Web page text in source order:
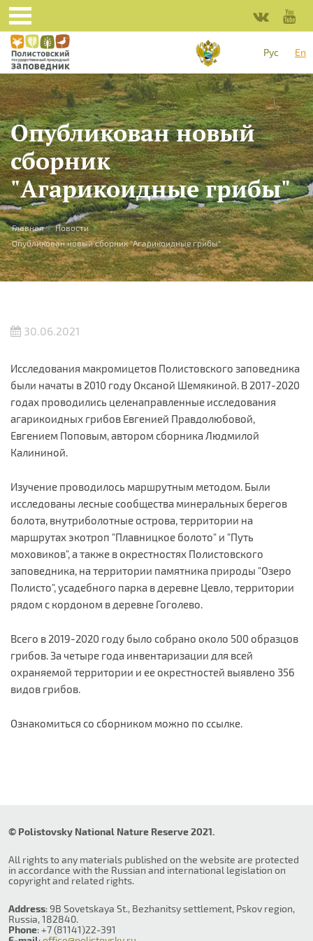
Skip to main content
Рус
En
Опубликован новый
сборник
"Агарикоидные грибы"
You are here
Главная » Новости »
Опубликован новый сборник "Агарикоидные грибы"
30.06.2021
Исследования макромицетов Полистовского заповедника
были начаты в 2010 году Оксаной Шемякиной. В 2017-2020
годах проводились целенаправленные исследования
агарикоидных грибов Евгенией Правдолюбовой,
Евгением Поповым, автором сборника Людмилой
Калининой.
Изучение проводилось маршрутным методом. Были
исследованы лесные сообщества минеральных берегов
болота, внутриболотные острова, территории на
маршрутах экотроп "Плавницкое болото" и "Путь
моховиков", а также в окрестностях Полистовского
заповедника, на территории памятника природы "Озеро
Полисто", усадебного парка в деревне Цевло, территории
рядом с кордоном в деревне Гоголево.
Всего в 2019-2020 году было собрано около 500 образцов
грибов. За четыре года инвентаризации для всей
охраняемой территории и ее окрестностей выявлено 356
видов грибов.
Ознакомиться со сборником можно по ссылке.
© Polistovsky National Nature Reserve 2021.
All rights to any materials published on the website are protected
in accordance with the Russian and international legislation on
copyright and related rights.
Address: 9B Sovetskaya St., Bezhanitsy settlement, Pskov region,
Russia, 182840.
Phone: +7 (81141)22-391